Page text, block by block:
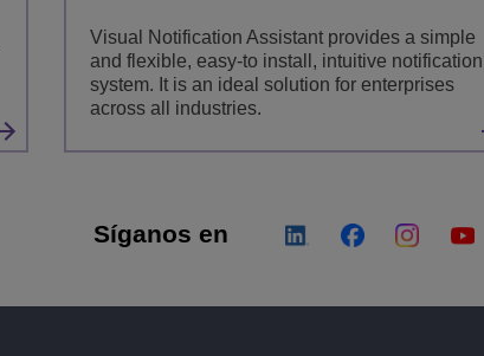
Visual Notification Assistant provides a simple
and flexible, easy-to install, intuitive notification
system. It is an ideal solution for enterprises
across all industries.
Síganos en